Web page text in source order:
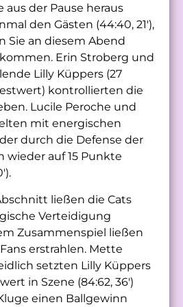
der Pause heraus
den Gästen (44:40, 21′),
Sie an diesem Abend
Erin Stroberg und
Lilly Küppers (27
kontrollierten die
Lucile Peroche und
mit energischen
durch die Defense der
wieder auf 15 Punkte
ließen die Cats
Verteidigung
Zusammenspiel ließen
erstrahlen. Mette
setzten Lilly Küppers
in Szene (84:62, 36′)
einen Ballgewinn